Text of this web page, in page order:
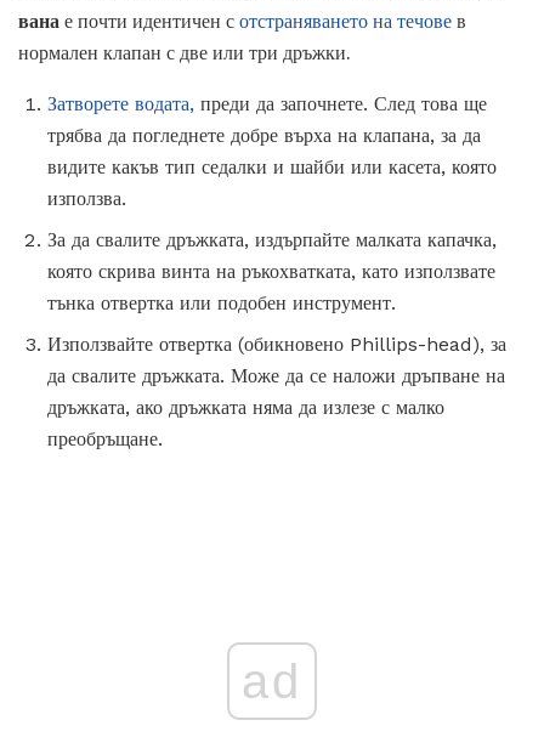
вана е почти идентичен с отстраняването на течове в
нормален клапан с две или три дръжки.
Затворете водата, преди да започнете. След това ще
трябва да погледнете добре върха на клапана, за да
видите какъв тип седалки и шайби или касета, която
използва.
За да свалите дръжката, издърпайте малката капачка,
която скрива винта на ръкохватката, като използвате
тънка отвертка или подобен инструмент.
Използвайте отвертка (обикновено Phillips-head), за
да свалите дръжката. Може да се наложи дръпване на
дръжката, ако дръжката няма да излезе с малко
преобръщане.
ad